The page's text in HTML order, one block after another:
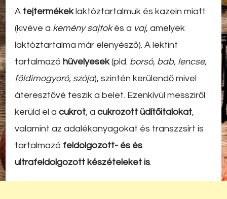
A tejtermékeklaktóztartalmuk és kazein miatt
(kivéve a kemény sajtokés a vaj, amelyek
laktóztartalma már elenyésző). A lektint
tartalmazó hüvelyesek(pld. borsó, bab, lencse,
földimogyoró, szója), szintén kerülendő mivel
áteresztővé teszik a belet. Ezenkívül messziről
kerüld el a cukrot, a cukrozott üdítőitalokat,
valamint az adalékanyagokat és transzzsírt is
tartalmazó feldolgozott- és és
ultrafeldolgozott készételeket is.